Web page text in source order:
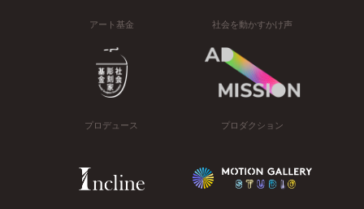
アート基金 社会を動かすかけ声
プロデュース プロダクション